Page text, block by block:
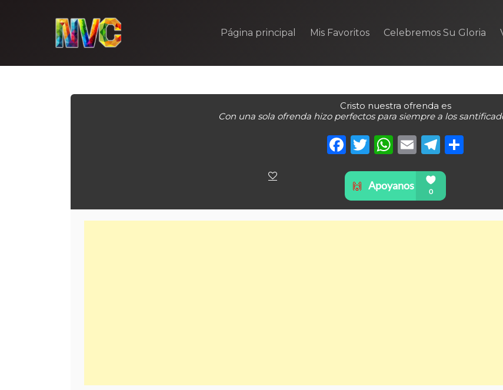
Página principal Mis Favoritos Celebremos Su Gloria
Cristo nuestra ofrenda es
Con una sola ofrenda hizo perfectos para siempre a los
Facebook
Twitter
WhatsApp
Email